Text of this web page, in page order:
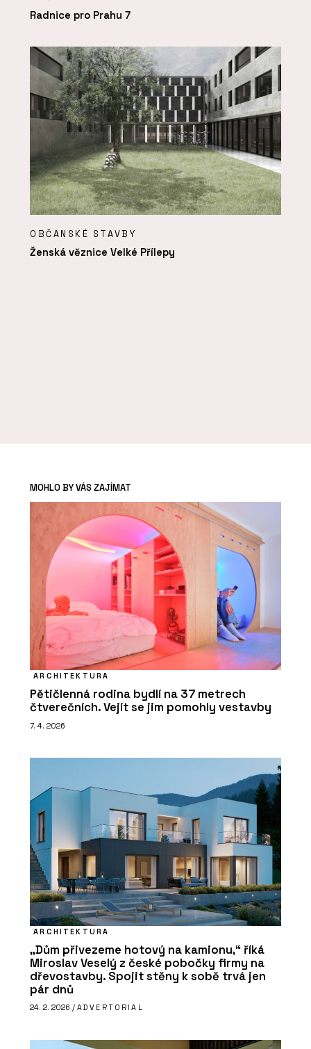
Radnice pro Prahu 7
OBČANSKÉ STAVBY
Ženská věznice Velké Přílepy
MOHLO BY VÁS ZAJÍMAT
ARCHITEKTURA
Pětičlenná rodina bydlí na 37 metrech
čtverečních. Vejít se jim pomohly vestavby
7. 4. 2026
ARCHITEKTURA
„Dům přivezeme hotový na kamionu,“ říká
Miroslav Veselý z české pobočky firmy na
dřevostavby. Spojit stěny k sobě trvá jen
pár dnů
24. 2. 2026 / ADVERTORIAL